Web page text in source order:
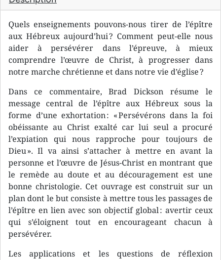
Quels enseignements pouvons-nous tirer de l’épître
aux Hébreux aujourd’hui ? Comment peut-elle nous
aider à persévérer dans l’épreuve, à mieux
comprendre l’œuvre de Christ, à progresser dans
notre marche chrétienne et dans notre vie d’église ?
Dans ce commentaire, Brad Dickson résume le
message central de l’épître aux Hébreux sous la
forme d’une exhortation : « Persévérons dans la foi
obéissante au Christ exalté car lui seul a procuré
l’expiation qui nous rapproche pour toujours de
Dieu ». Il va ainsi s’attacher à mettre en avant la
personne et l’œuvre de Jésus-Christ en montrant que
le remède au doute et au découragement est une
bonne christologie. Cet ouvrage est construit sur un
plan dont le but consiste à mettre tous les passages de
l’épître en lien avec son objectif global : avertir ceux
qui s’éloignent tout en encourageant chacun à
persévérer.
Les applications et les questions de réflexion